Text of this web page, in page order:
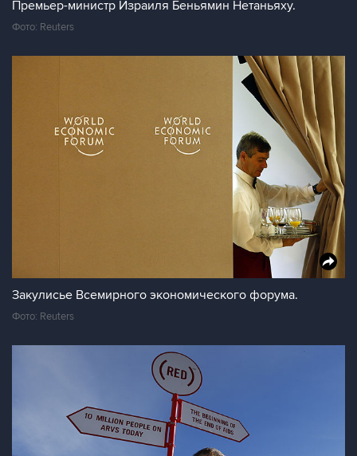
Премьер-министр Израиля Беньямин Нетаньяху.
Фото: Reuters
Закулисье Всемирного экономического форума.
Фото: Reuters